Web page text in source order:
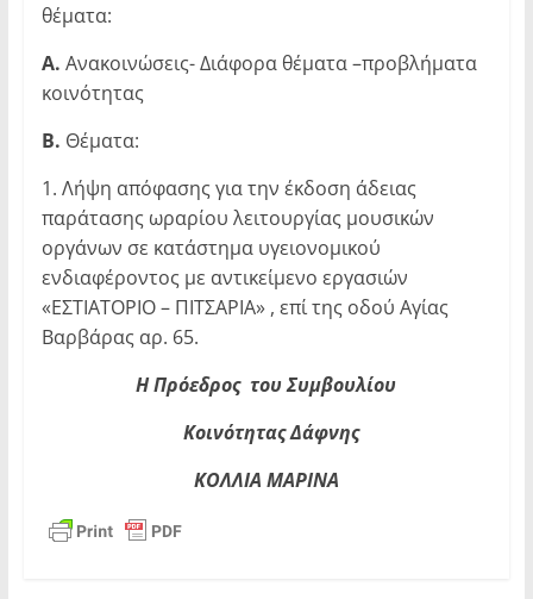
θέματα:
Α. Ανακοινώσεις- Διάφορα θέματα –προβλήματα
κοινότητας
Β. Θέματα:
1. Λήψη απόφασης για την έκδοση άδειας
παράτασης ωραρίου λειτουργίας μουσικών
οργάνων σε κατάστημα υγειονομικού
ενδιαφέροντος με αντικείμενο εργασιών
«ΕΣΤΙΑΤΟΡΙΟ – ΠΙΤΣΑΡΙΑ» , επί της οδού Αγίας
Βαρβάρας αρ. 65.
Η Πρόεδρος του Συμβουλίου
Κοινότητας Δάφνης
ΚΟΛΛΙΑ ΜΑΡΙΝΑ